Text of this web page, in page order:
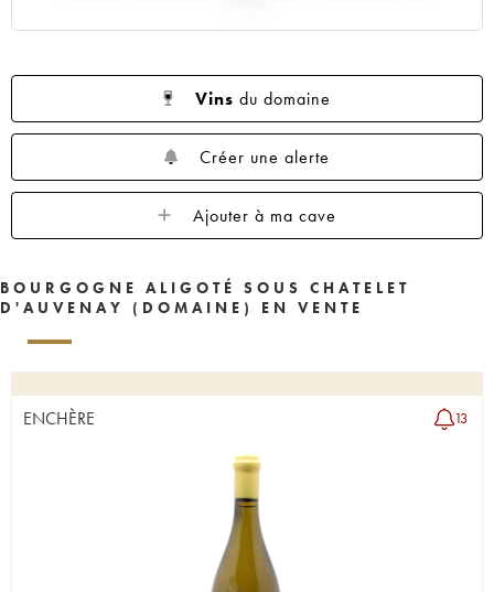
Vins du domaine
Créer une alerte
Ajouter à ma cave
BOURGOGNE ALIGOTÉ SOUS CHATELET
D'AUVENAY (DOMAINE) EN VENTE
ENCHÈRE 13